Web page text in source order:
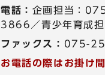
電話： 企画担当：
3866／青少年育成
ファックス： 075-
お電話の際はお掛け